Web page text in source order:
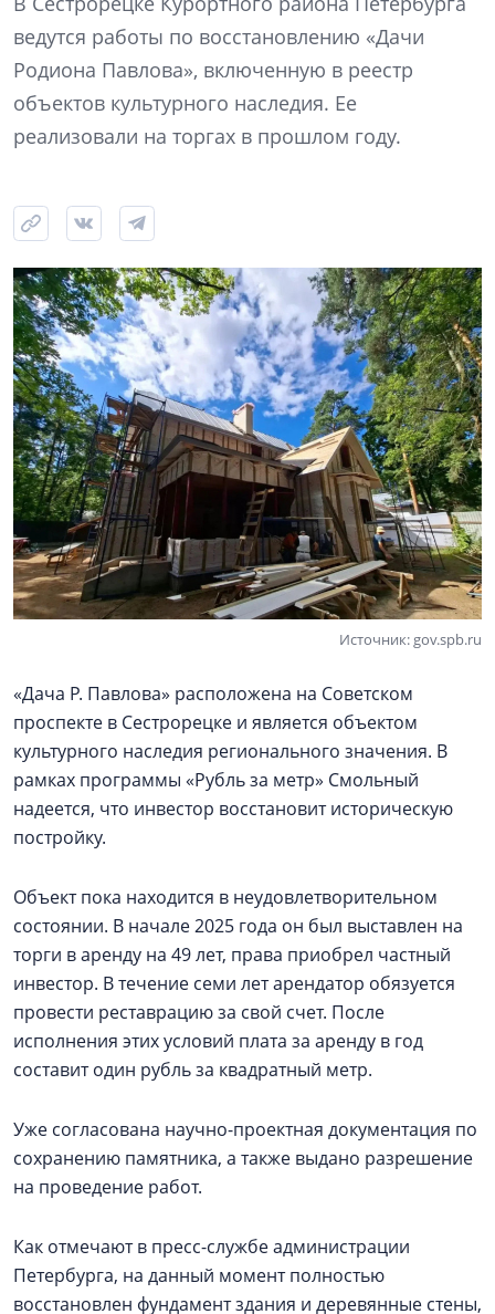
ведутся работы по восстановлению «Дачи
Родиона Павлова», включенную в реестр
объектов культурного наследия. Ее
реализовали на торгах в прошлом году.
Источник: gov.spb.ru
«Дача Р. Павлова» расположена на Советском
проспекте в Сестрорецке и является объектом
культурного наследия регионального значения. В
рамках программы «Рубль за метр» Смольный
надеется, что инвестор восстановит историческую
постройку.
Объект пока находится в неудовлетворительном
состоянии. В начале 2025 года он был выставлен на
торги в аренду на 49 лет, права приобрел частный
инвестор. В течение семи лет арендатор обязуется
провести реставрацию за свой счет. После
исполнения этих условий плата за аренду в год
составит один рубль за квадратный метр.
Уже согласована научно-проектная документация по
сохранению памятника, а также выдано разрешение
на проведение работ.
Как отмечают в пресс-службе администрации
Петербурга, на данный момент полностью
восстановлен фундамент здания и деревянные стены,